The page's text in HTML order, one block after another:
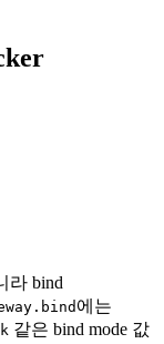
라 bind
에는
같은 bind mode 값